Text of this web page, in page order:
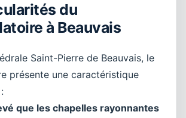
du
à Beauvais
Saint-Pierre de Beauvais, le
présente une caractéristique
que les chapelles rayonnantes